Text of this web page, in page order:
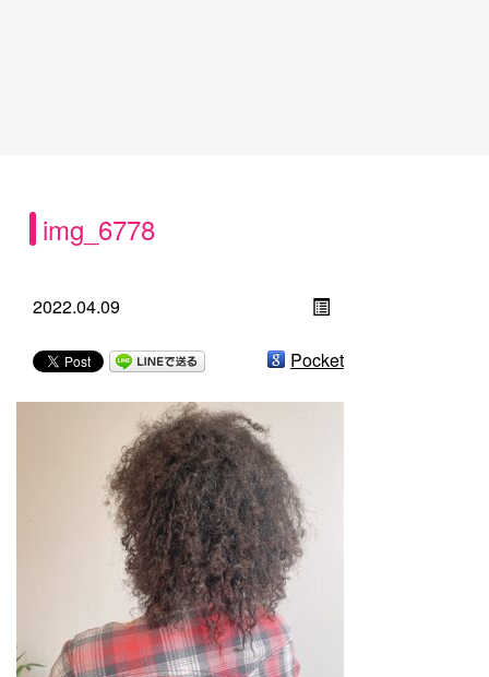
img_6778
2022.04.09
Pocket